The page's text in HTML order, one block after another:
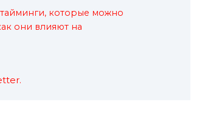
которые можно
они влияют на